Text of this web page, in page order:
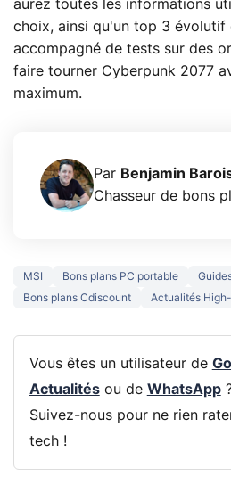
aurez toutes les informations
choix, ainsi qu'un top 3 évolutif
accompagné de tests sur des
faire tourner Cyberpunk 2077
maximum.
Par Benjamin
Chasseur de bons
MSI Bons plans PC portable
Bons plans Cdiscount
Actualités
Vous êtes un utilisateur de
Actualitésou de WhatsApp
Suivez-nous pour ne rien
tech !